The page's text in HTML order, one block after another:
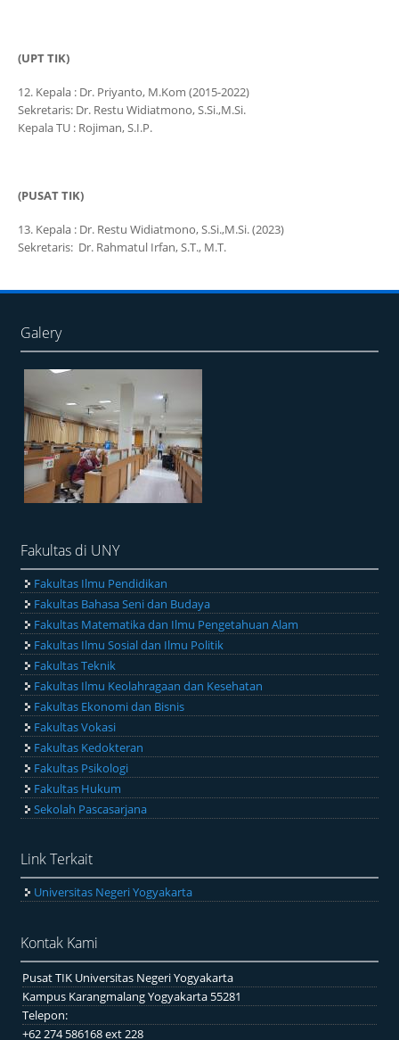
(UPT TIK)
12. Kepala : Dr. Priyanto, M.Kom (2015-2022)
Sekretaris: Dr. Restu Widiatmono, S.Si.,M.Si.
Kepala TU : Rojiman, S.I.P.
(PUSAT TIK)
13. Kepala : Dr. Restu Widiatmono, S.Si.,M.Si. (2023)
Sekretaris: Dr. Rahmatul Irfan, S.T., M.T.
Galery
Fakultas di UNY
Fakultas Ilmu Pendidikan
Fakultas Bahasa Seni dan Budaya
Fakultas Matematika dan Ilmu Pengetahuan Alam
Fakultas Ilmu Sosial dan Ilmu Politik
Fakultas Teknik
Fakultas Ilmu Keolahragaan dan Kesehatan
Fakultas Ekonomi dan Bisnis
Fakultas Vokasi
Fakultas Kedokteran
Fakultas Psikologi
Fakultas Hukum
Sekolah Pascasarjana
Link Terkait
Universitas Negeri Yogyakarta
Kontak Kami
Pusat TIK Universitas Negeri Yogyakarta
Kampus Karangmalang Yogyakarta 55281
Telepon:
+62 274 586168 ext 228